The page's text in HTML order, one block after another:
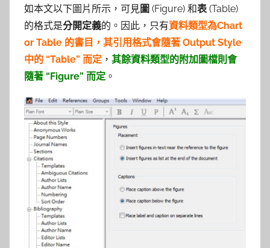
服
務
部
落
格
如本文以下圖片所示，可見圖 (Figure) 和表(Table)
的格式是分開定義的。因此，只有資料類型為Chart
or Table 的書目，其引用格式會隨著 Output Style
中的 “Table” 而定 ， 其餘資料類型的附加圖檔則會
隨著 “Figure” 而定 。